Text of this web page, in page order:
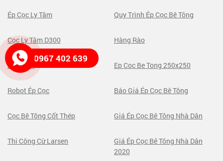
Ép Cọc Ly Tâm Quy Trình Ép Cọc Bê Tông
Cọc Ly Tâm D300 Hàng Rào
250x250 Ep Coc Be Tong 250x250
Robot Ép Cọc Báo Giá Ép Cọc Bê Tông
Cọc Bê Tông Cốt Thép Giá Ép Cọc Bê Tông Nhà Dân
Thi Công Cừ Larsen
Giá Ép Cọc Bê Tông Nhà Dân
2020
0967 402 639